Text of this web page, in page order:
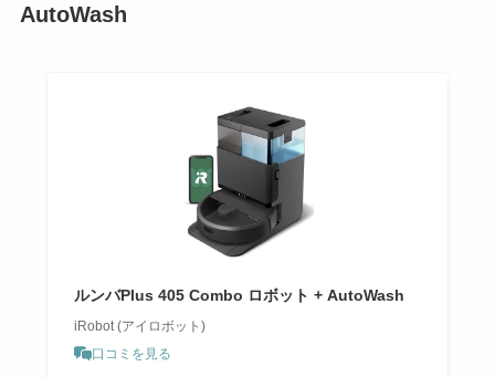
AutoWash
ルンバPlus 405 Combo ロボット + AutoWash
iRobot (アイロボット)
口コミを見る